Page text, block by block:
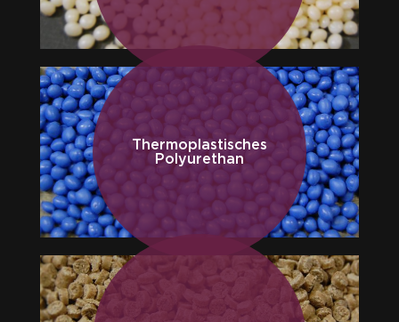
Thermoplastisches
Polyurethan